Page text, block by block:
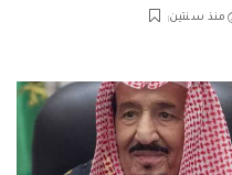
منذ سنتين